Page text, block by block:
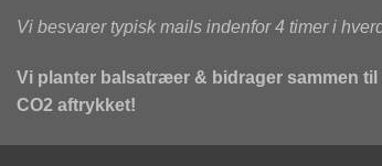
Vi besvarer typisk mails indenfor 4 timer i
Vi planter balsatræer & bidrager sammen til
CO2 aftrykket!